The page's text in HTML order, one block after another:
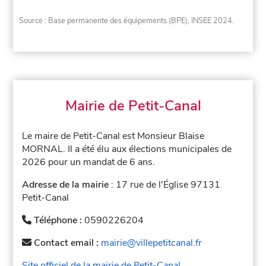
Source : Base permanente des équipements (BPE), INSEE 2024.
Mairie de Petit-Canal
Le maire de Petit-Canal est Monsieur Blaise
MORNAL. Il a été élu aux élections municipales de
2026 pour un mandat de 6 ans.
Adresse de la mairie : 17 rue de l'Église 97131
Petit-Canal
Téléphone :0590226204
Contact email : mairie@villepetitcanal.fr